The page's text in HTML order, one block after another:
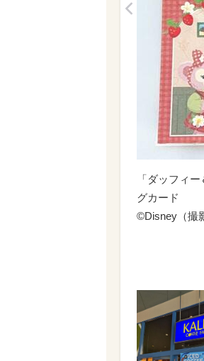
「ダッフィ
グカード
©Disney（撮